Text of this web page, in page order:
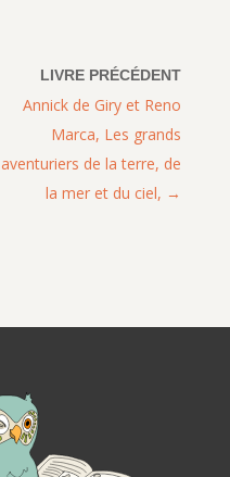
Annick de Giry et Reno
Marca, Les grands
aventuriers de la terre, de
la mer et du ciel,